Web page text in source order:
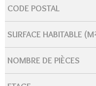
Caractérisque Valeurs
CODE POSTAL
SURFACE HABITABLE
NOMBRE DE PIÈCES